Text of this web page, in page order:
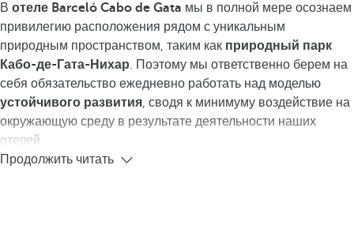
В отеле Barceló Cabo de Gata мы в полной мере осознаем
привилегию расположения рядом с уникальным
природным пространством, таким как природный парк
Кабо-де-Гата-Нихар. Поэтому мы ответственно берем на
себя обязательство ежедневно работать над моделью
устойчивого развития, сводя к минимуму воздействие на
окружающую среду в результате деятельности наших
отелей.
Продолжить читать